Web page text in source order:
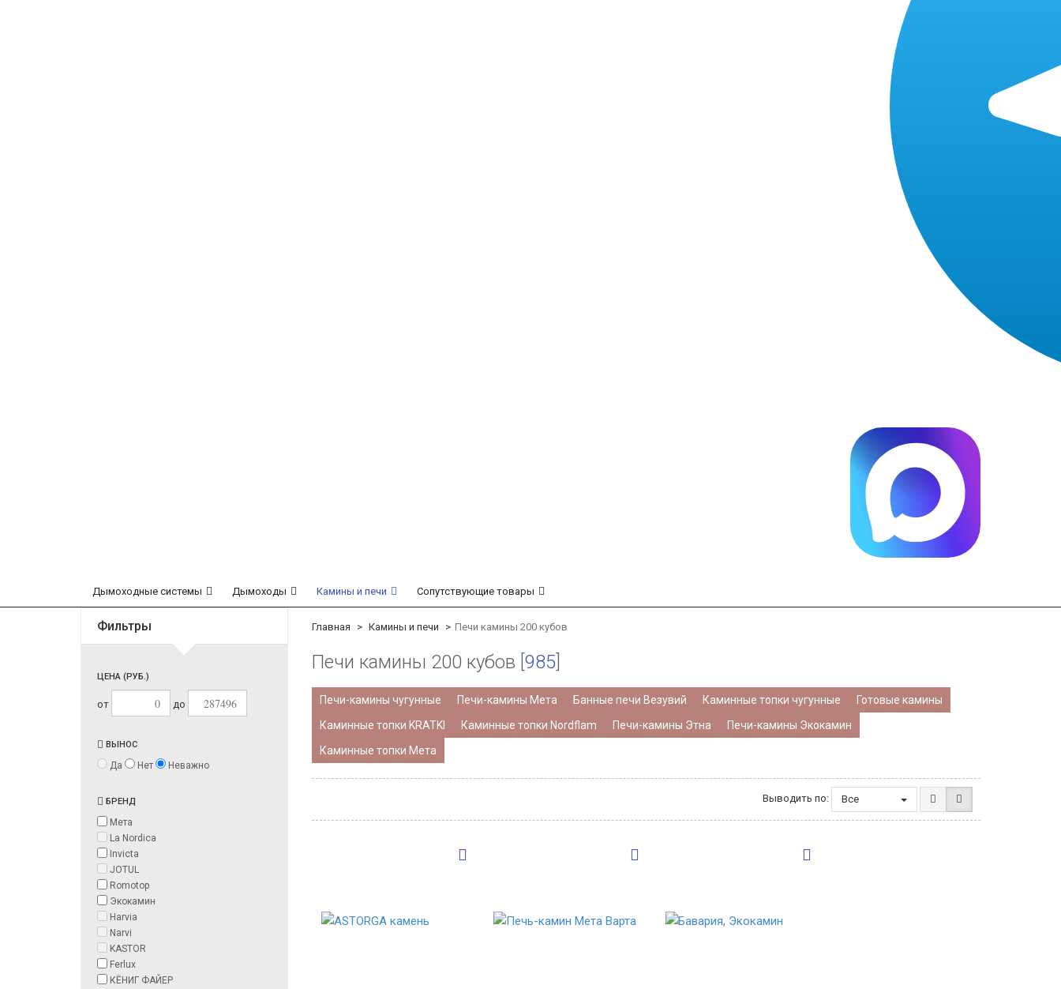
Дымоходные системы Дымоходы Камины и печи Сопутствующие товары
Фильтры
ЦЕНА (РУБ.)
от до
ВЫНОС
Да Нет Неважно
БРЕНД
Мета
La Nordica
Invicta
JOTUL
Romotop
Экокамин
Harvia
Narvi
KASTOR
Ferlux
КЁНИГ ФАЙЕР
Главная Камины и печи Печи камины 200 кубов
Печи камины 200 кубов [ 985
Печи-камины чугунные Печи-камины Мета Банные печи Везувий Каминные топки чугунные
Готовые камины
Каминные топки KRATKI
Каминные топки Nordflam Печи-камины Этна
Печи-камины Экокамин
Каминные топки Мета
Выводить по: Все